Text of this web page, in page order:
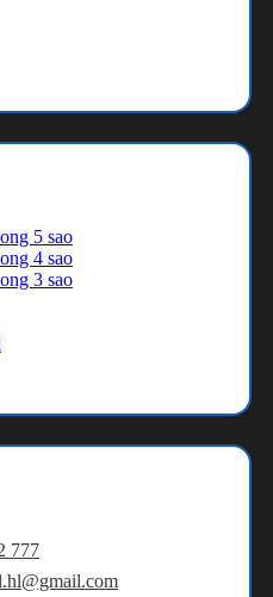
5 sao
4 sao
3 sao
777